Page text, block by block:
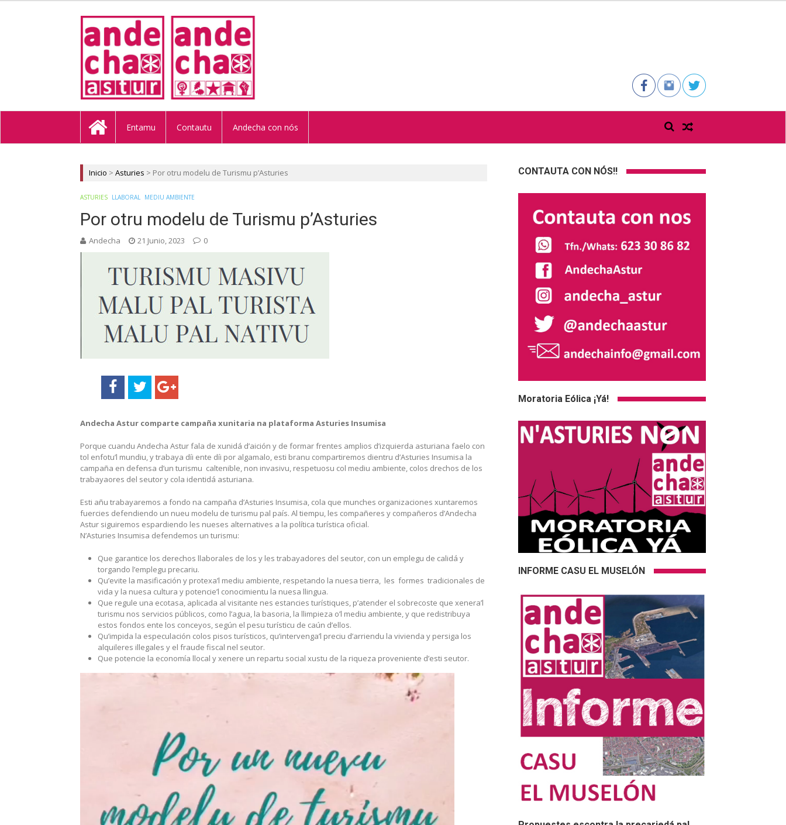
ANDECHA ASTUR
Entamu Contautu Andecha con nós
Inicio > Asturies > Por otru modelu de Turismu p’Asturies
ASTURIES LLABORAL MEDIU AMBIENTE
Por otru modelu de Turismu p’Asturies
Andecha 21 Junio, 2023 0
Andecha Astur comparte campaña xunitaria na plataforma Asturies Insumisa
Porque cuandu Andecha Astur fala de xunidá d’aición y de formar frentes amplios d’izquierda asturiana faelo con
tol enfotu’l mundiu, y trabaya díi ente díi por algamalo, esti branu compartiremos dientru d’Asturies Insumisa la
campaña en defensa d’un turismu caltenible, non invasivu, respetuosu col mediu ambiente, colos drechos de los
trabayaores del seutor y cola identidá asturiana.
Esti añu trabayaremos a fondo na campaña d’Asturies Insumisa, cola que munches organizaciones xuntaremos
fuercies defendiendo un nueu modelu de turismu pal país. Al tiempu, les compañeres y compañeros d’Andecha
Astur siguiremos espardiendo les nueses alternatives a la política turística oficial.
N’Asturies Insumisa defendemos un turismu:
Que garantice los derechos llaborales de los y les trabayadores del seutor, con un emplegu de calidá y
torgando l’emplegu precariu.
Qu’evite la masificación y protexa’l mediu ambiente, respetando la nuesa tierra, les formes tradicionales de
vida y la nuesa cultura y potencie’l conocimientu la nuesa llingua.
Que regule una ecotasa, aplicada al visitante nes estancies turístiques, p’atender el sobrecoste que xenera’l
turismu nos servicios públicos, como l’agua, la basoria, la llimpieza o’l mediu ambiente, y que redistribuya
estos fondos ente los conceyos, según el pesu turísticu de caún d’ellos.
Qu’impida la especulación colos pisos turísticos, qu’intervenga’l preciu d’arriendu la vivienda y persiga los
alquileres illegales y el fraude fiscal nel seutor.
Que potencie la economía llocal y xenere un repartu social xustu de la riqueza proveniente d’esti seutor.
CONTAUTA CON NÓS!!
Moratoria Eólica ¡Yá!
INFORME CASU EL MUSELÓN